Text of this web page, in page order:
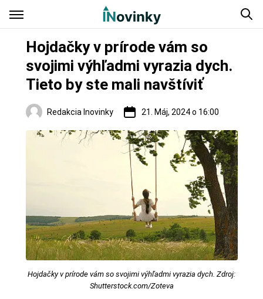
Hojdačky v prírode vám so
svojimi výhľadmi vyrazia dych.
Tieto by ste mali navštíviť
Redakcia Inovinky 21. Máj, 2024 o 16:00
Slovensko
Hojdačky v prírode vám so svojimi výhľadmi vyrazia dych. Zdroj:
Shutterstock.com/Zoteva